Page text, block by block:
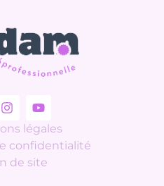
légales
confidentialité
de site